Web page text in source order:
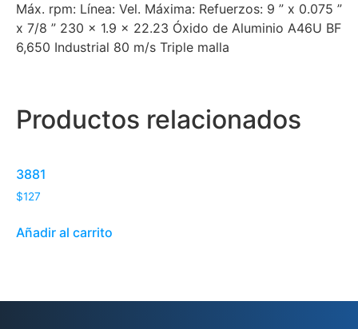
Máx. rpm: Línea: Vel. Máxima: Refuerzos: 9 ” x 0.075 ”
x 7/8 ” 230 x 1.9 x 22.23 Óxido de Aluminio A46U BF
6,650 Industrial 80 m/s Triple malla
Productos relacionados
3881
$127
Añadir al carrito